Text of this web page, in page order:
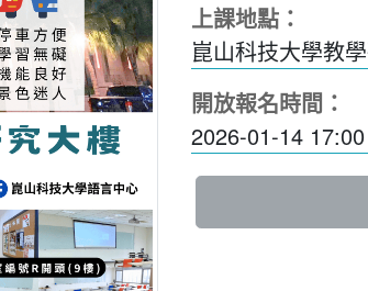
上課地點：
崑山科技大學教
開放報名時間：
2026-01-14 17:00